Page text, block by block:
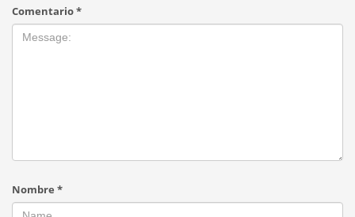
Comentario*
Nombre *